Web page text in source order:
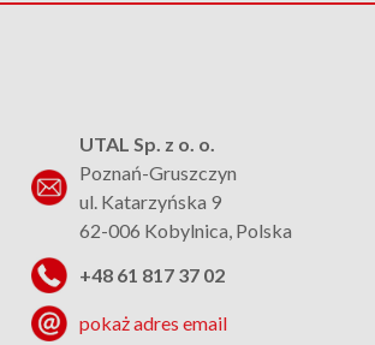
UTAL Sp. z o. o.
Poznań-Gruszczyn
ul. Katarzyńska 9
62-006 Kobylnica, Polska
+48 61 817 37 02
pokaż adres email